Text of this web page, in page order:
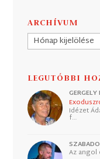
ARCHÍVUM
Archívum
LEGUTÓBBI
Idézet
f…
Az